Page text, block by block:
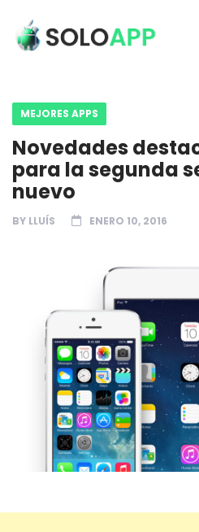
MEJORES APPS
Novedades
para la segunda
nuevo
BY LLUÍS ENERO 10, 2016